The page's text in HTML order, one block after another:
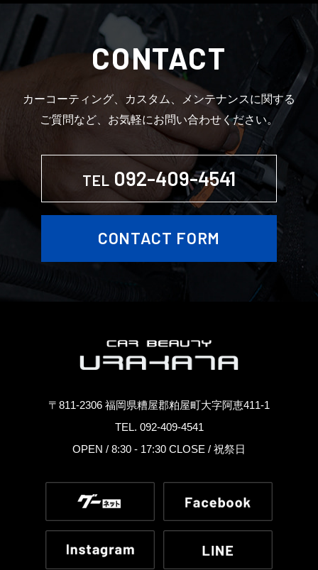
CONTACT
カーコーティング、カスタム、メンテナンスに関する
ご質問など、お気軽にお問い合わせください。
TEL 092-409-4541
CONTACT FORM
〒811-2306 福岡県糟屋郡粕屋町大字阿恵411-1
TEL. 092-409-4541
OPEN / 8:30 - 17:30 CLOSE / 祝祭日